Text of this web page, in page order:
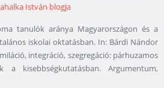
István blogja
tanulók aránya Magyarországon és a
iskolai oktatásban. In: Bárdi Nándor
integráció, szegregáció: párhuzamos
a kisebbségkutatásban. Argumentum,